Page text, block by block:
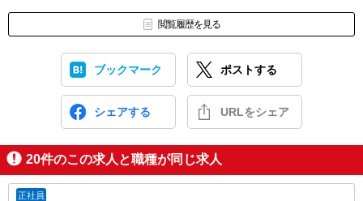
閲覧履歴を見る
ブックマーク ポストする
シェアする URLをシェア
20件のこの求人と職種が同じ求人
正社員